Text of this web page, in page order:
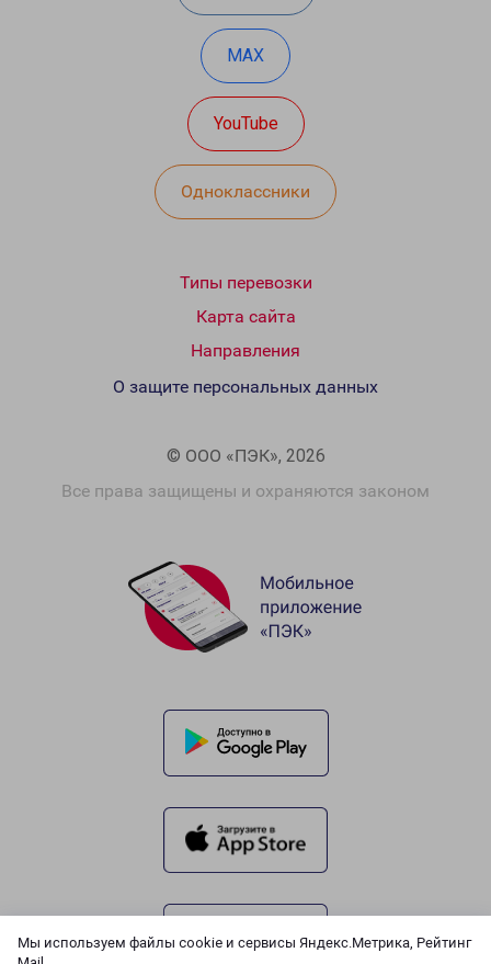
Мы используем файлы cookie и сервисы Яндекс.Метрика, Рейтинг
MAX
YouTube
Одноклассники
Типы перевозки
Карта сайта
Направления
© ООО «ПЭК», 2026
Все права защищены и охраняются законом
О защите персональных данных